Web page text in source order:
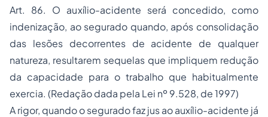
Art. 86. O auxílio-acidente será concedido, como
indenização, ao segurado quando, após consolidação
das lesões decorrentes de acidente de qualquer
natureza, resultarem sequelas que impliquem redução
da capacidade para o trabalho que habitualmente
exercia. (Redação dada pela Lei nº 9.528, de 1997)
A rigor, quando o segurado faz jus ao auxílio-acidente já